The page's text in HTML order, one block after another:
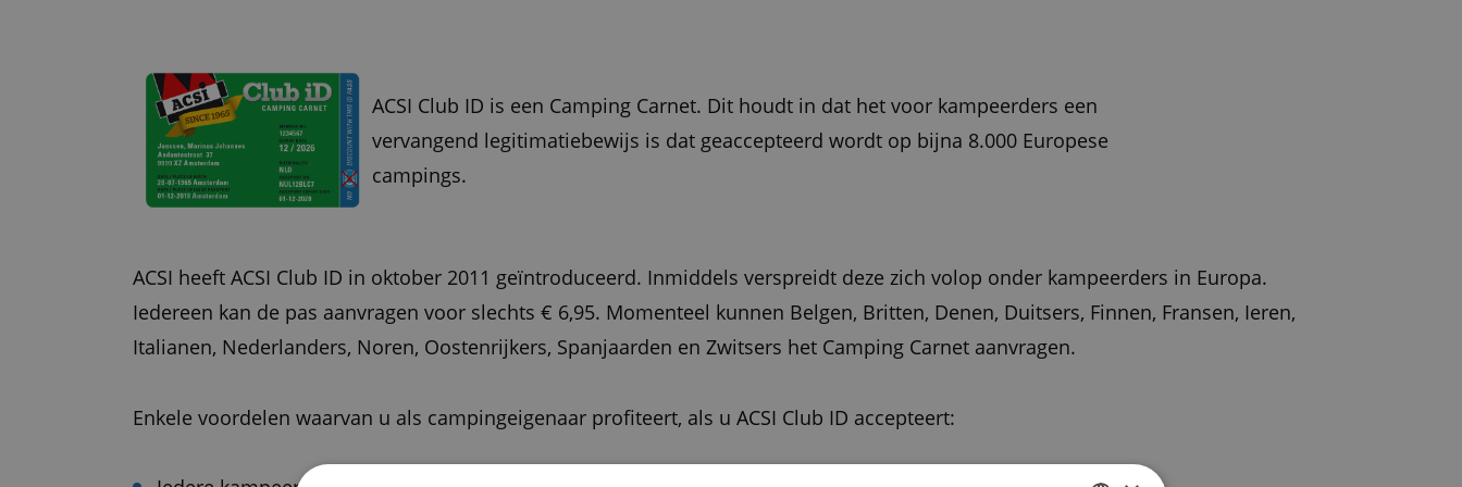
ACSI Club ID is een Camping Carnet. Dit houdt in dat het voor kampeerders een
vervangend legitimatiebewijs is dat geaccepteerd wordt op bijna 8.000 Europese
campings.
ACSI heeft ACSI Club ID in oktober 2011 geïntroduceerd. Inmiddels verspreidt deze zich volop onder kampeerders in Europa.
Iedereen kan de pas aanvragen voor slechts € 6,95. Momenteel kunnen Belgen, Britten, Denen, Duitsers, Finnen, Fransen, Ieren,
Italianen, Nederlanders, Noren, Oostenrijkers, Spanjaarden en Zwitsers het Camping Carnet aanvragen.
Enkele voordelen waarvan u als campingeigenaar profiteert, als u ACSI Club ID accepteert: